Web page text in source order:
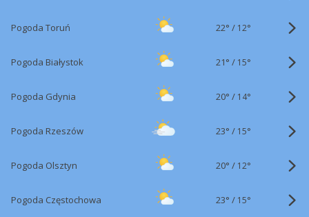
Pogoda Toruń 22° / 12°
Pogoda Białystok 21° / 15°
Pogoda Gdynia 20° / 14°
Pogoda Rzeszów 23° / 15°
Pogoda Olsztyn 20° / 12°
Pogoda Częstochowa 23° / 15°